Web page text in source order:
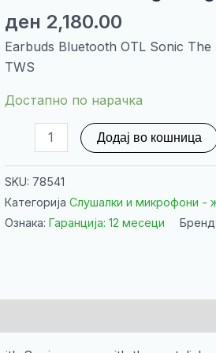
ден 2,180.00
Earbuds Bluetooth OTL Sonic The
TWS
Достапно по нарачка
Earbuds
Bluetooth
Hedgehog
Додај во кошница
SKU: 78541
Категорија Слушалки и микрофони -
Ознака: Гаранција: 12 месеци